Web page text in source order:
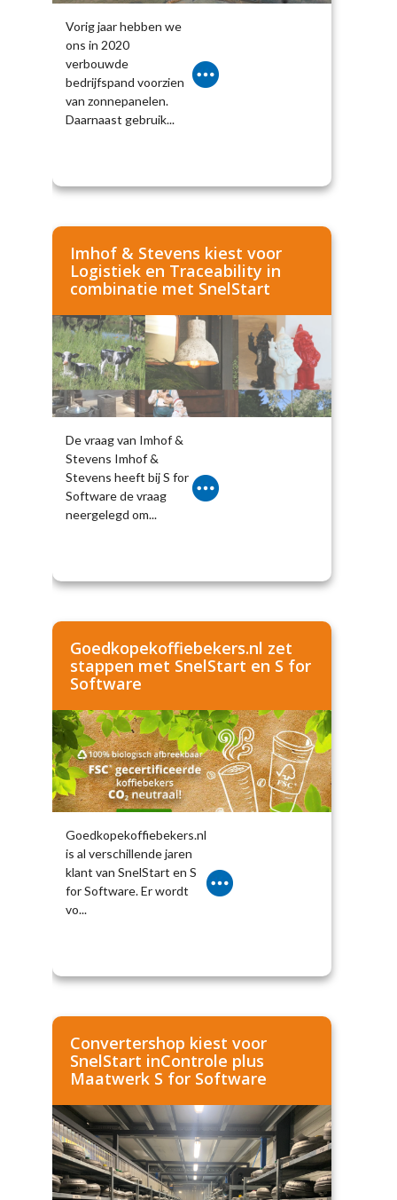
Vorig jaar hebben we
ons in 2020
verbouwde
bedrijfspand voorzien
van zonnepanelen.
Daarnaast gebruik...
Imhof & Stevens kiest voor
Logistiek en Traceability in
combinatie met SnelStart
De vraag van Imhof &
Stevens Imhof &
Stevens heeft bij S for
Software de vraag
neergelegd om...
Goedkopekoffiebekers.nl zet
stappen met SnelStart en S for
Software
Goedkopekoffiebekers.nl
is al verschillende jaren
klant van SnelStart en S
for Software. Er wordt
vo...
Convertershop kiest voor
SnelStart inControle plus
Maatwerk S for Software